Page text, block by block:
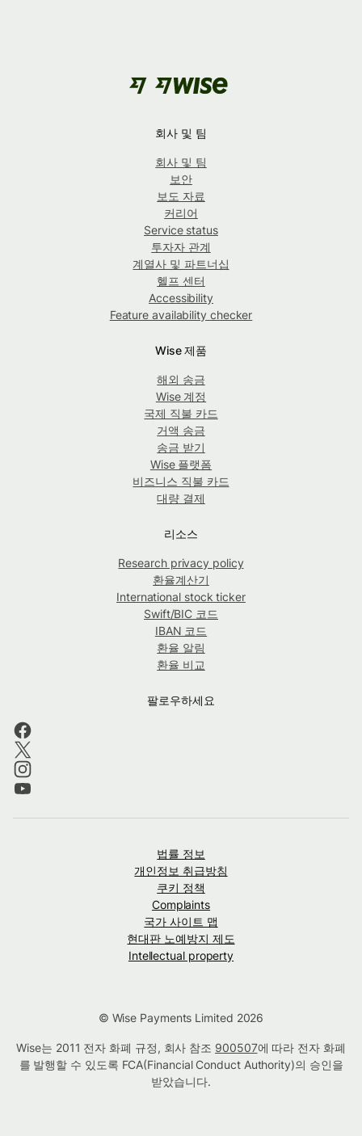
회사 및 팀
회사 및 팀
보안
보도 자료
커리어
Service status
투자자 관계
계열사 및 파트너십
헬프 센터
Accessibility
Feature availability checker
Wise 제품
해외 송금
Wise 계정
국제 직불 카드
거액 송금
송금 받기
Wise 플랫폼
비즈니스 직불 카드
대량 결제
리소스
Research privacy policy
환율계산기
International stock ticker
Swift/BIC 코드
IBAN 코드
환율 알림
환율 비교
팔로우하세요
법률 정보
개인정보 취급방침
쿠키 정책
Complaints
국가 사이트 맵
현대판 노예방지 제도
Intellectual property
© Wise Payments Limited 2026
Wise는 2011 전자 화폐 규정, 회사 참조 900507에 따라 전자 화폐
를 발행할 수 있도록 FCA(Financial Conduct Authority)의 승인을
받았습니다.